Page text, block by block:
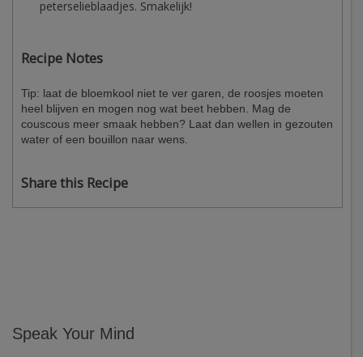
peterselieblaadjes. Smakelijk!
Recipe Notes
Tip: laat de bloemkool niet te ver garen, de roosjes moeten
heel blijven en mogen nog wat beet hebben. Mag de
couscous meer smaak hebben? Laat dan wellen in gezouten
water of een bouillon naar wens.
Share this Recipe
Speak Your Mind